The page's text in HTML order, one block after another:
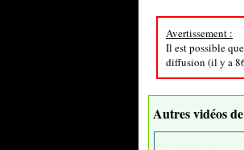
Avertissement :
Il est possible
diffusion (il y a
Autres vidéos de